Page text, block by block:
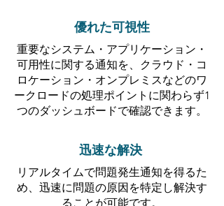
優れた可視性
重要なシステム・アプリケーション・
可用性に関する通知を、クラウド・コ
ロケーション・オンプレミスなどのワ
ークロードの処理ポイントに関わらず1
つのダッシュボードで確認できます。
迅速な解決
リアルタイムで問題発生通知を得るた
め、迅速に問題の原因を特定し解決す
ることが可能です。